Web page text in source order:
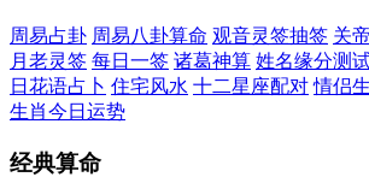
周易占卦 周易八卦算命 观音灵签抽签 关
月老灵签 每日一签 诸葛神算 姓名缘分测
日花语占卜 住宅风水 十二星座配对 情侣
生肖今日运势
经典算命